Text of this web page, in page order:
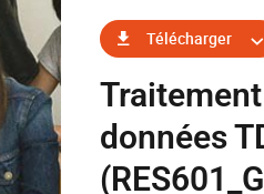
Télécharger
données